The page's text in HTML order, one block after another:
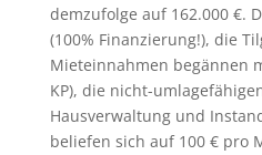
demzufolge auf 162.000 €.
(100% Finanzierung!), die
Mieteinnahmen begännen
KP), die nicht-
Hausverwaltung und
beliefen sich auf 100 € pro